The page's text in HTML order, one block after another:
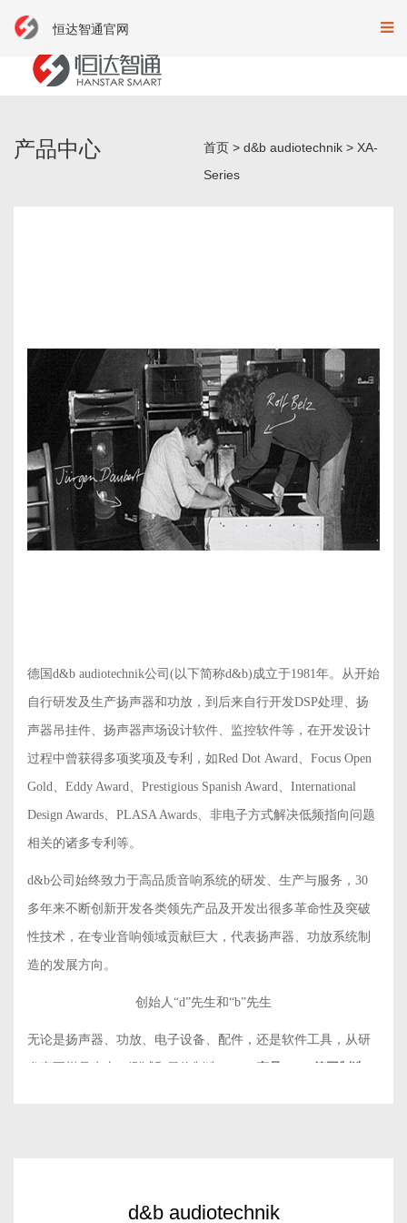
产品中心 首页 > d&b audiotechnik > XA-
Series
德国d&b audiotechnik公司(以下简称d&b)成立于1981年。从开始
自行研发及生产扬声器和功放，到后来自行开发DSP处理、扬
声器吊挂件、扬声器声场设计软件、监控软件等，在开发设计
过程中曾获得多项奖项及专利，如Red Dot Award、Focus Open
Gold、Eddy Award、Prestigious Spanish Award、International
Design Awards、PLASA Awards、非电子方式解决低频指向问题
相关的诸多专利等。
d&b公司始终致力于高品质音响系统的研发、生产与服务，30
多年来不断创新开发各类领先产品及开发出很多革命性及突破
性技术，在专业音响领域贡献巨大，代表扬声器、功放系统制
造的发展方向。
创始人“d”先生和“b”先生
无论是扬声器、功放、电子设备、配件，还是软件工具，从研
d&b audiotechnik
恒达智通官网